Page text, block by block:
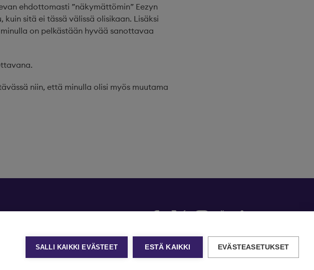
ehdottomasti ”näkymättömin” Eezyn
sitä ei tässä välissä olisikaan. Lisäksi
on pelkästään hyvää sanottavaa
niin, että minulla olisi myös muutama
SALLI KAIKKI EVÄSTEET ESTÄ KAIKKI EVÄSTEASETUKSET